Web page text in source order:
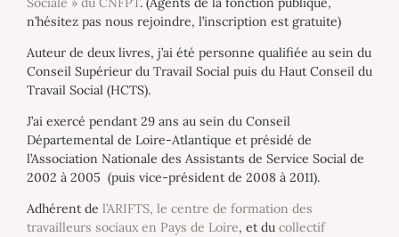
n’hésitez pas nous rejoindre, l’inscription est gratuite)
Auteur de deux livres, j’ai été personne qualifiée au sein du
Conseil Supérieur du Travail Social puis du Haut Conseil du
Travail Social (HCTS).
J’ai exercé pendant 29 ans au sein du Conseil
Départemental de Loire-Atlantique et présidé de
l’Association Nationale des Assistants de Service Social de
2002 à 2005 (puis vice-président de 2008 à 2011).
Adhérent de l’ARIFTS, le centre de formation des
travailleurs sociaux en Pays de Loire, et du collectif